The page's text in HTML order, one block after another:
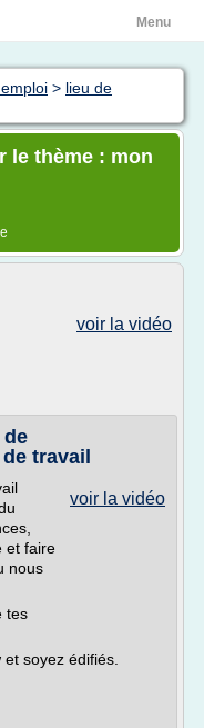
Menu
> lieu de
le thème : mon
voir la vidéo
de
travail
voir la vidéo
et faire
nous
tes
soyez édifiés.